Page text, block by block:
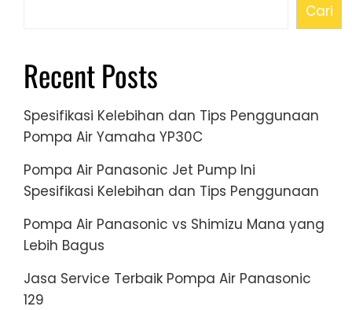
Cari
Recent Posts
Spesifikasi Kelebihan dan Tips Penggunaan
Pompa Air Yamaha YP30C
Pompa Air Panasonic Jet Pump Ini
Spesifikasi Kelebihan dan Tips Penggunaan
Pompa Air Panasonic vs Shimizu Mana yang
Lebih Bagus
Jasa Service Terbaik Pompa Air Panasonic
129